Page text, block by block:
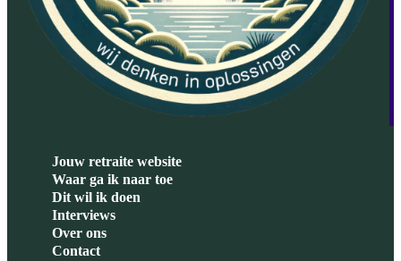
Jouw retraite website
Waar ga ik naar toe
Dit wil ik doen
Interviews
Over ons
Contact